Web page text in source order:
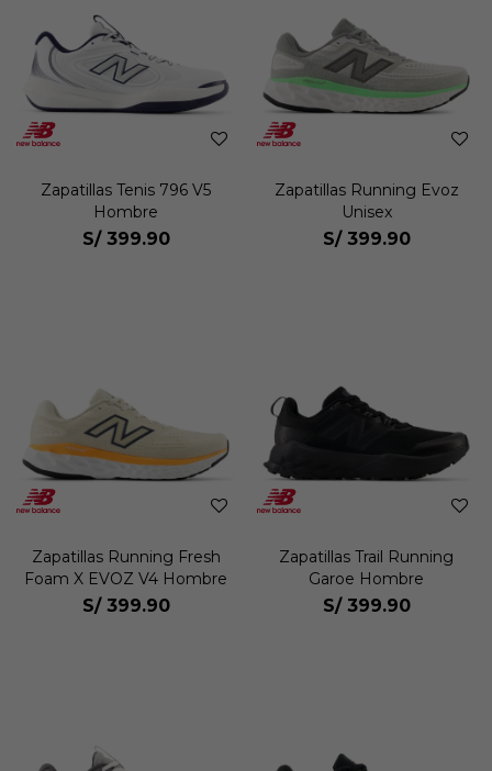
Zapatillas Tenis 796 V5
Hombre
S/ 399.90
Zapatillas Running Evoz
Unisex
S/ 399.90
Zapatillas Running Fresh
Foam X EVOZ V4 Hombre
S/ 399.90
Zapatillas Trail Running
Garoe Hombre
S/ 399.90